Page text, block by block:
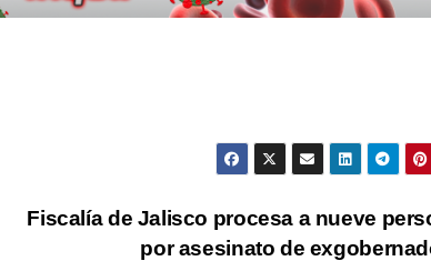
Fiscalía de Jalisco procesa a nueve
por asesinato de